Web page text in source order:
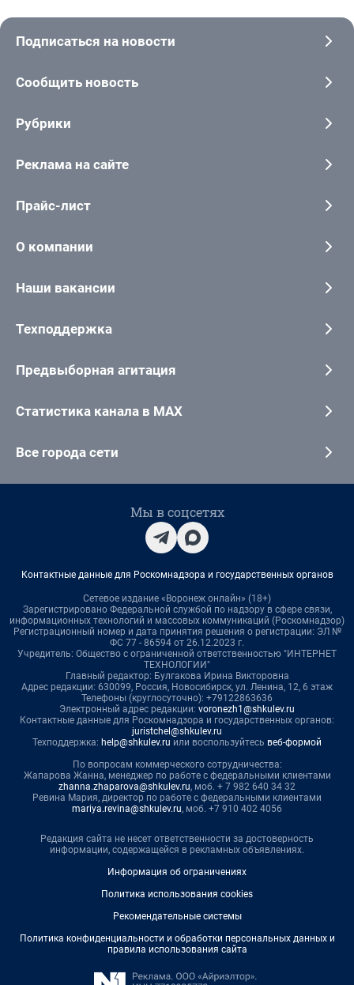
Подписаться на новости
Сообщить новость
Рубрики
Реклама на сайте
Прайс-лист
О компании
Наши вакансии
Техподдержка
Предвыборная агитация
Статистика канала в MAX
Все города сети
Мы в соцсетях
Контактные данные для Роскомнадзора и государственных органов
Сетевое издание «Воронеж онлайн» (18+)
Зарегистрировано Федеральной службой по надзору в сфере связи,
информационных технологий и массовых коммуникаций (Роскомнадзор)
Регистрационный номер и дата принятия решения о регистрации: ЭЛ №
ФС 77 - 86594 от 26.12.2023 г.
Учредитель: Общество с ограниченной ответственностью "ИНТЕРНЕТ
ТЕХНОЛОГИИ"
Главный редактор: Булгакова Ирина Викторовна
Адрес редакции: 630099, Россия, Новосибирск, ул. Ленина, 12, 6 этаж
Телефоны (круглосуточно): +79122863636
Электронный адрес редакции: voronezh1@shkulev.ru
Контактные данные для Роскомнадзора и государственных органов:
juristchel@shkulev.ru
Техподдержка: help@shkulev.ru или воспользуйтесь веб-формой
По вопросам коммерческого сотрудничества:
Жапарова Жанна, менеджер по работе с федеральными клиентами
zhanna.zhaparova@shkulev.ru, моб. + 7 982 640 34 32
Ревина Мария, директор по работе с федеральными клиентами
mariya.revina@shkulev.ru, моб. +7 910 402 4056
Редакция сайта не несет ответственности за достоверность
информации, содержащейся в рекламных объявлениях.
Информация об ограничениях
Политика использования cookies
Рекомендательные системы
Политика конфиденциальности и обработки персональных данных и
правила использования сайта